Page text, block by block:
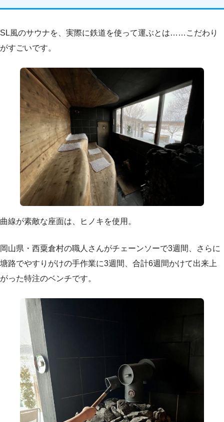
SL風のサウナを、実際に鉄道を使って運ぶとは……こだわり
がすごいです。
曲線が素敵な座面は、ヒノキを使用。
岡山県・西粟倉村の職人さんがチェーンソーで3週間、さらに
塘路でやすりがけの手作業に3週間、合計6週間かけて出来上
がった特注のベンチです。